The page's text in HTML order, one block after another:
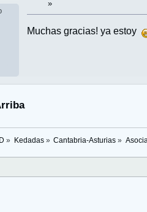
»
Muchas gracias! ya estoy
» Kedadas» Cantabria-Asturias »